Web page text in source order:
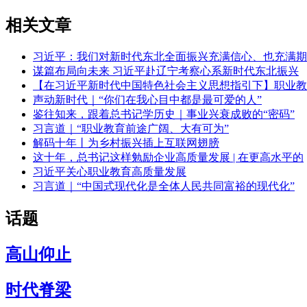
相关文章
习近平：我们对新时代东北全面振兴充满信心、也充满
谋篇布局向未来 习近平赴辽宁考察心系新时代东北振兴
【在习近平新时代中国特色社会主义思想指引下】职业教
声动新时代｜“你们在我心目中都是最可爱的人”
鉴往知来，跟着总书记学历史｜事业兴衰成败的“密码”
习言道｜“职业教育前途广阔、大有可为”
解码十年丨为乡村振兴插上互联网翅膀
这十年，总书记这样勉励企业高质量发展 | 在更高水平的
习近平关心职业教育高质量发展
习言道｜“中国式现代化是全体人民共同富裕的现代化”
话题
高山仰止
时代脊梁